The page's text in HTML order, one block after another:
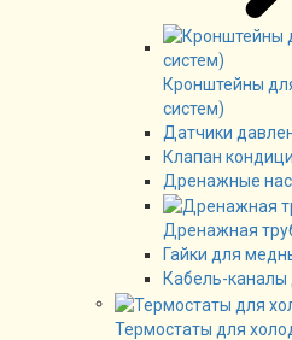
Кронштейны
систем)
Датчики
Клапан
Дренажные
Дренажная
Гайки для
Кабель-каналы
Термостаты для